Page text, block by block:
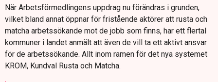
När Arbetsförmedlingens uppdrag nu förändras i grunden,
vilket bland annat öppnar för fristående aktörer att rusta och
matcha arbetssökande mot de jobb som finns, har ett flertal
kommuner i landet anmält att även de vill ta ett aktivt ansvar
för de arbetssökande. Allt inom ramen för det nya systemet
KROM, Kundval Rusta och Matcha.